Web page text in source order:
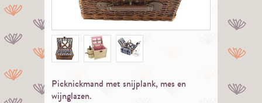
Picknickmand met snijplank, mes en
wijnglazen.